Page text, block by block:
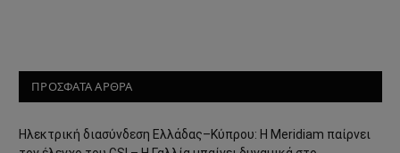
ΠΡΟΣΦΑΤΑ ΑΡΘΡΑ
Ηλεκτρική διασύνδεση Ελλάδας–Κύπρου: Η Meridiam παίρνει